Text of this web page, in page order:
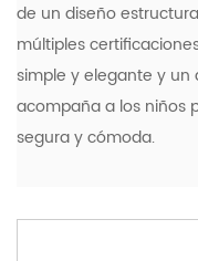
de un diseño
múltiples
simple y elegante y un
acompaña a los niños
segura y cómoda.